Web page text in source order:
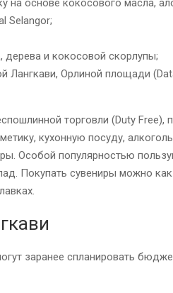
на основе кокосового масла,
Selangor;
дерева и кокосовой скорлупы;
Лангкави, Орлиной площади
торговли (Duty
кухонную посуду,
Особой популярностью
Покупать сувениры можно как
заранее спланировать